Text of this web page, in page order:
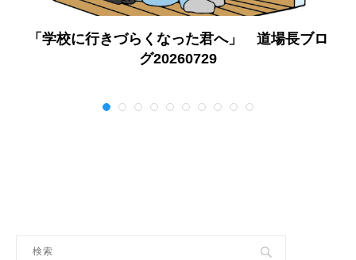
「学校に行きづらくなった君へ」 道場長ブロ
グ20260729